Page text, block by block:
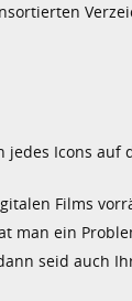
Icons auf
Films
ein
seid auch